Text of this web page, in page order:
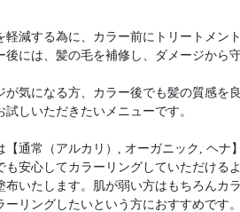
軽減する為に、カラー前にトリートメン
後には、髪の毛を補修し、ダメージから
が気になる方、カラー後でも髪の質感を
試しいただきたいメニューです。
【通常（アルカリ）, オーガニック, ヘナ
も安心してカラーリングしていただける
布いたします。肌が弱い方はもちろんカ
ーリングしたいという方におすすめです。